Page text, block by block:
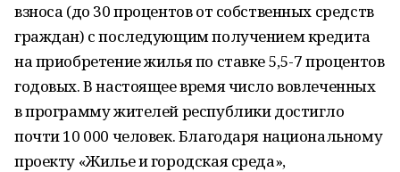
взноса (до 30 процентов от собственных средств
граждан) с последующим получением кредита
на приобретение жилья по ставке 5,5-7 процентов
годовых. В настоящее время число вовлеченных
в программу жителей республики достигло
почти 10 000 человек. Благодаря национальному
проекту «Жилье и городская среда»,